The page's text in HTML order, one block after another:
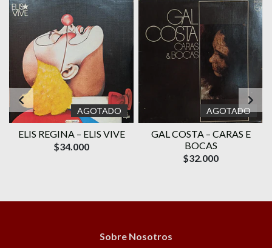
AGOTADO
ELIS REGINA – ELIS VIVE
$34.000
AGOTADO
GAL COSTA ‎– CARAS E
BOCAS
$32.000
Sobre Nosotros